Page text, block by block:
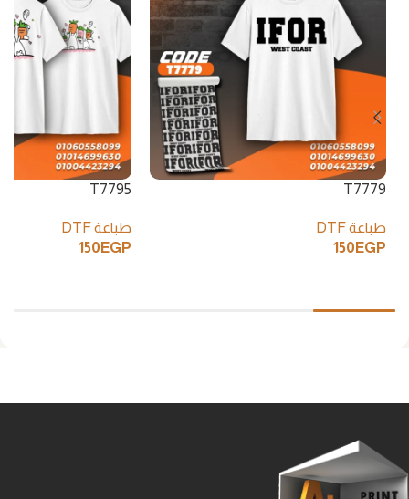
T7779
طباعة DTF
150 EGP
T7795
طباعة DTF
150 EGP